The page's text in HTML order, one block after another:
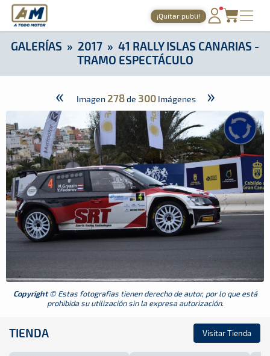
A Todo Motor · Revista del motor desde 1999
¡Quitar publi!
PORTADA
TIEMPOS ONLINE
AGENDA
GALERÍAS
TIENDA
ARCHIVO
A Todo Motor
GALERÍAS » 2017 » 41 RALLY ISLAS CANARIAS -
TRAMO ESPECTÁCULO
« Imagen 278de 300Imágenes »
Copyright© Estas fotografias tienen derecho de autor, por lo que está
prohibida su utilización sin la expresa autorización.
TIENDA Visitar Tienda